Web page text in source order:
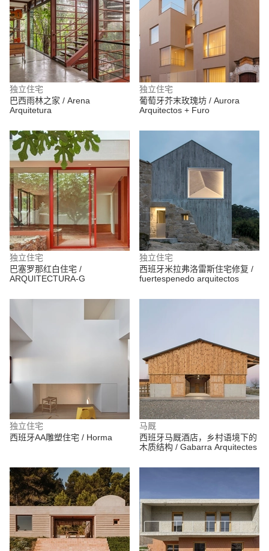
独立住宅
巴西雨林之家 / Arena
Arquitetura
独立住宅
葡萄牙芥末玫瑰坊 / Aurora
Arquitectos + Furo
独立住宅
巴塞罗那红白住宅 /
ARQUITECTURA-G
独立住宅
西班牙米拉弗洛雷斯住宅修复 /
fuertespenedo arquitectos
独立住宅
西班牙AA雕塑住宅 / Horma
马厩
西班牙马厩酒店，乡村语境下的
木质结构 / Gabarra Arquitectes